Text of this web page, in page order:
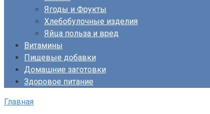
Ягоды и Фрукты
Хлебобулочные изделия
Яйца польза и вред
Витамины
Пищевые добавки
Домашние заготовки
Здоровое питание
Главная